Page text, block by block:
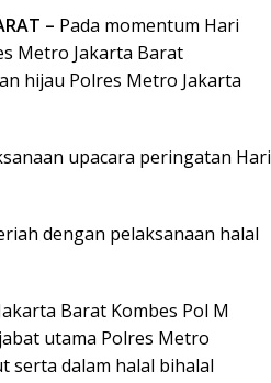
– Pada momentum Hari
Metro Jakarta Barat
hijau Polres Metro Jakarta
upacara peringatan Hari
dengan pelaksanaan halal
Barat Kombes Pol M
utama Polres Metro
serta dalam halal bihalal